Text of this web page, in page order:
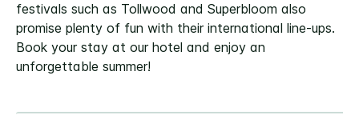
festivals such as Tollwood and Superbloom also
promise plenty of fun with their international line-ups.
Book your stay at our hotel and enjoy an
unforgettable summer!